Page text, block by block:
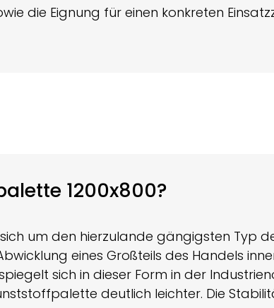
die Eignung für einen konkreten
1200x800?
um den hierzulande gängigsten Typ
eines Großteils des Handels
sich in dieser Form in der
deutlich leichter. Die